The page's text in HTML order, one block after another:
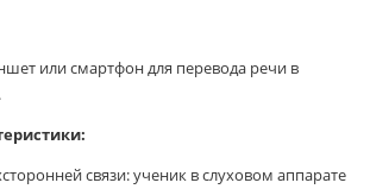
или смартфон для перевода речи в
связи: ученик в слуховом аппарате